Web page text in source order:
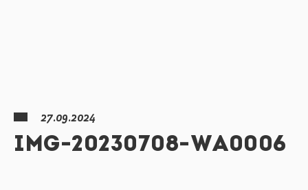
27.09.2024
IMG-20230708-WA0006